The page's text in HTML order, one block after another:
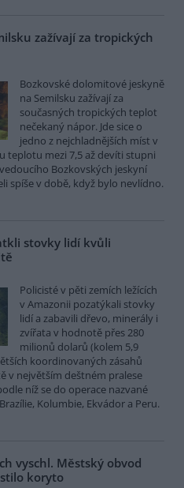
zažívají za tropických
Bozkovské dolomitové jeskyně
na Semilsku zažívají za
současných tropických teplot
nečekaný nápor. Jde sice o
jedno z nejchladnějších míst v
teplotu mezi 7,5 až devíti stupni
Bozkovských jeskyní
spíše v době, když bylo nevlídno.
stovky lidí kvůli
Policisté v pěti zemích ležících
v Amazonii pozatýkali stovky
lidí a zabavili dřevo, minerály i
zvířata v hodnotě přes 280
milionů dolarů (kolem 5,9
koordinovaných zásahů
v největším deštném pralese
níž se do operace nazvané
Kolumbie, Ekvádor a Peru.
vyschl. Městský obvod
koryto